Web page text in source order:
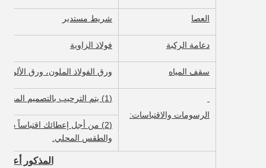
العصا شريط مستدير
دعامة الركبة فولاذ الزاوية
سقف المياه ورق الفولاذ الملون، ورق
الرسومات والاقتباسات:
(1) يتم الترحيب بالتصميم المخصص. سنقتبس لك على الفور.
(2) من أجل إعطائك اقتباساً
والطقس المحلي.
المذكور